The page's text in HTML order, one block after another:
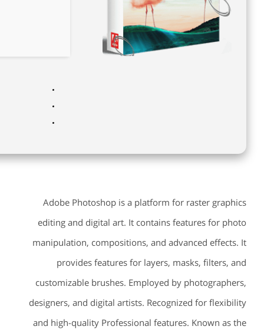
Adobe Photoshop is a platform for raster graphics
editing and digital art. It contains features for photo
manipulation, compositions, and advanced effects. It
provides features for layers, masks, filters, and
customizable brushes. Employed by photographers,
designers, and digital artists. Recognized for flexibility
and high-quality Professional features. Known as the